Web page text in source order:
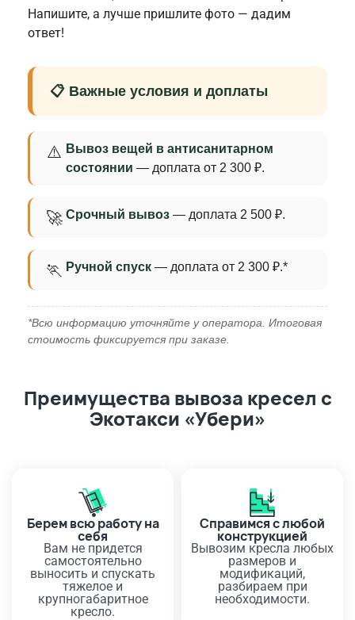
Напишите, а лучше пришлите фото — дадим
ответ!
📋 Важные условия и доплаты
⚠️ Вывоз вещей в антисанитарном
состоянии — доплата от 2 300 ₽.
🚀 Срочный вывоз — доплата 2 500 ₽.
🏃 Ручной спуск — доплата от 2 300 ₽.*
*Всю информацию уточняйте у оператора. Итоговая
стоимость фиксируется при заказе.
Преимущества вывоза кресел с
Экотакси «Убери»
Берем всю работу на
себя
Вам не придется
самостоятельно
выносить и спускать
тяжелое и
крупногабаритное
кресло.
Справимся с любой
конструкцией
Вывозим кресла любых
размеров и
модификаций,
разбираем при
необходимости.